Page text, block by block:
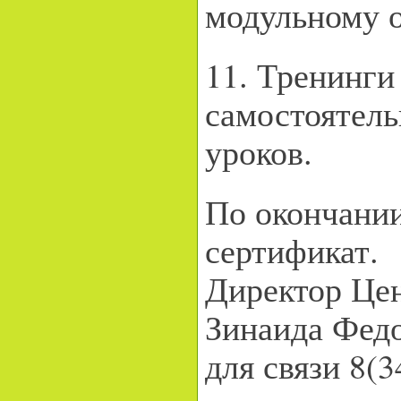
модульному
11.
уроков.
По
сертификат.
Директор
Зинаида
для связи